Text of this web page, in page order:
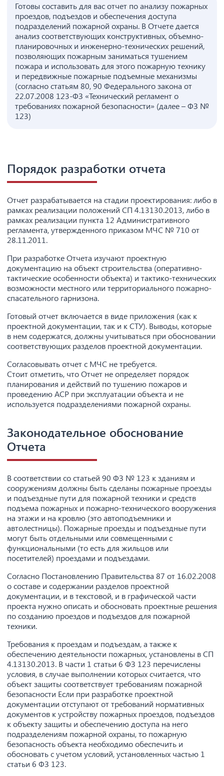
Готовы составить для вас отчет по анализу пожарных
проездов, подъездов и обеспечения доступа
подразделений пожарной охраны. В Отчете дается
анализ соответствующих конструктивных, объемно-
планировочных и инженерно-технических решений,
позволяющих пожарным заниматься тушением
пожара и использовать для этого пожарную технику
и передвижные пожарные подъемные механизмы
(согласно статьям 80, 90 Федерального закона от
22.07.2008 123-ФЗ «Технический регламент о
требованиях пожарной безопасности» (далее – ФЗ №
123)
Порядок разработки отчета
Отчет разрабатывается на стадии проектирования: либо в
рамках реализации положений СП 4.13130.2013, либо в
рамках реализации пункта 12 Административного
регламента, утвержденного приказом МЧС № 710 от
28.11.2011.
При разработке Отчета изучают проектную
документацию на объект строительства (оперативно-
тактические особенности объекта) и тактико-технических
возможности местного или территориального пожарно-
спасательного гарнизона.
Готовый отчет включается в виде приложения (как к
проектной документации, так и к СТУ). Выводы, которые
в нем содержатся, должны учитываться при обосновании
соответствующих разделов проектной документации.
Согласовывать отчет с МЧС не требуется.
Стоит отметить, что Отчет не определяет порядок
планирования и действий по тушению пожаров и
проведению АСР при эксплуатации объекта и не
используется подразделениями пожарной охраны.
Законодательное обоснование
Отчета
В соответствии со статьей 90 ФЗ № 123 к зданиям и
сооружениям должны быть сделаны пожарные проезды
и подъездные пути для пожарной техники и средств
подъема пожарных и пожарно-технического вооружения
на этажи и на кровлю (это автоподъемники и
автолестницы). Пожарные проезды и подъездные пути
могут быть отдельными или совмещенными с
функциональными (то есть для жильцов или
посетителей) проездами и подъездами.
Согласно Постановлению Правительства 87 от 16.02.2008
о составе и содержании разделов проектной
документации, и в текстовой, и в графической части
проекта нужно описать и обосновать проектные решения
по созданию проездов и подъездов для пожарной
техники.
Требования к проездам и подъездам, а также к
обеспечению деятельности пожарных, установлены в СП
4.13130.2013. В части 1 статьи 6 ФЗ 123 перечислены
условия, в случае выполнении которых считается, что
объект защиты соответствует требованиям пожарной
безопасности Если при разработке проектной
документации отступают от требований нормативных
документов к устройству пожарных проездов, подъездов
к объекту защиты и обеспечению доступа на него
подразделениям пожарной охраны, то пожарную
безопасность объекта необходимо обеспечить и
обосновать с учетом условий, установленных частью 1
статьи 6 ФЗ 123.